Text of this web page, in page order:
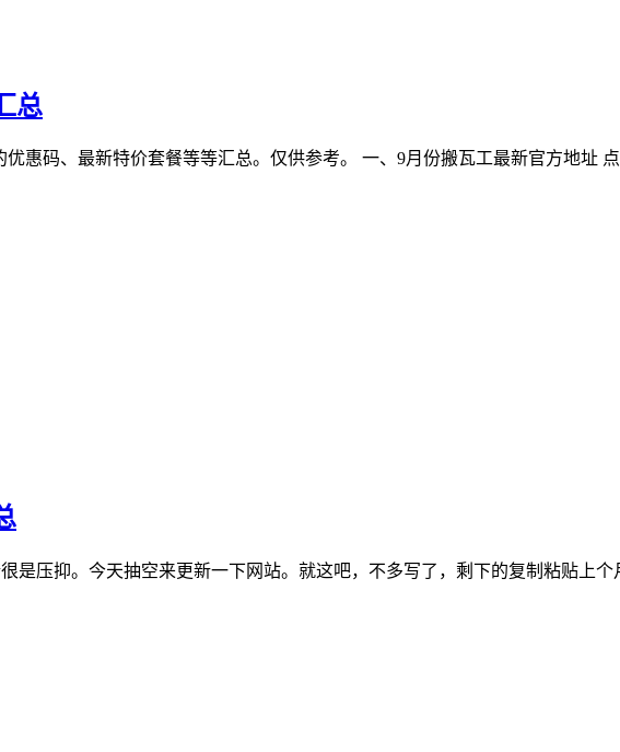
总
惠码、最新特价套餐等等汇总。仅供参考。 一、9月份搬瓦工最新官方地址
是压抑。今天抽空来更新一下网站。就这吧，不多写了，剩下的复制粘贴上